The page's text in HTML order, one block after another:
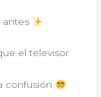
antes
el televisor
confusión